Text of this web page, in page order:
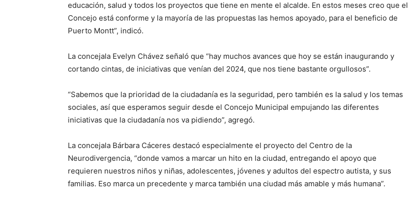
educación, salud y todos los proyectos que tiene en mente el alcalde. En estos meses creo que el
Concejo está conforme y la mayoría de las propuestas las hemos apoyado, para el beneficio de
Puerto Montt”, indicó.
La concejala Evelyn Chávez señaló que “hay muchos avances que hoy se están inaugurando y
cortando cintas, de iniciativas que venían del 2024, que nos tiene bastante orgullosos”.
“Sabemos que la prioridad de la ciudadanía es la seguridad, pero también es la salud y los temas
sociales, así que esperamos seguir desde el Concejo Municipal empujando las diferentes
iniciativas que la ciudadanía nos va pidiendo”, agregó.
La concejala Bárbara Cáceres destacó especialmente el proyecto del Centro de la
Neurodivergencia, “donde vamos a marcar un hito en la ciudad, entregando el apoyo que
requieren nuestros niños y niñas, adolescentes, jóvenes y adultos del espectro autista, y sus
familias. Eso marca un precedente y marca también una ciudad más amable y más humana”.